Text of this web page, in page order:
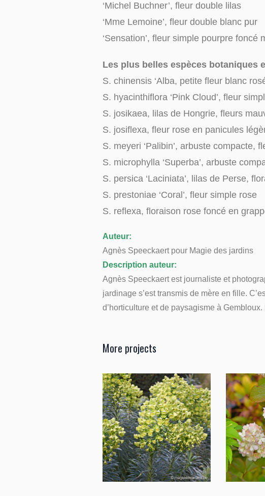
‘Michel Buchner’, fleur double lilas
‘Mme Lemoine’, fleur double blanc pur
‘Sensation’, fleur simple pourpre foncé
Les plus belles espèces botaniques
S. chinensis ‘Alba, petite fleur blanc
S. hyacinthiflora ‘Pink Cloud’, fleur
S. josikaea, lilas de Hongrie, fleurs
S. josiflexa, fleur rose en panicules
S. meyeri ‘Palibin’, arbuste compacte,
S. microphylla ‘Superba’, arbuste
S. persica ‘Laciniata’, lilas de Perse,
S. prestoniae ‘Coral’, fleur simple rose
S. reflexa, floraison rose foncé en
Auteur:
Agnès Speeckaert pour Magie des jardins
Description auteur:
Agnès Speeckaert est journaliste et
jardinage s’est transmis de mère en fille.
d’horticulture et de paysagisme à
More projects